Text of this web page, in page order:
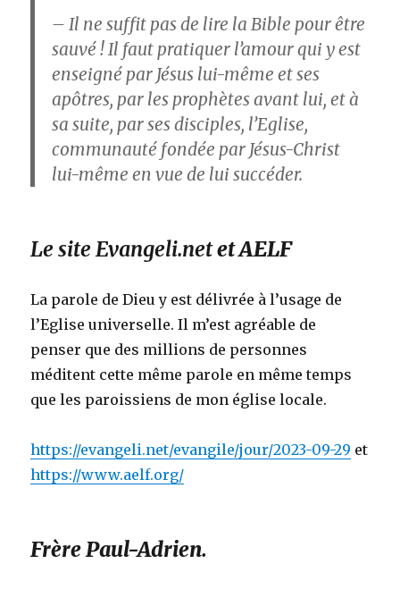
– Il ne suffit pas de lire la Bible pour être
sauvé ! Il faut pratiquer l’amour qui y est
enseigné par Jésus lui-même et ses
apôtres, par les prophètes avant lui, et à
sa suite, par ses disciples, l’Eglise,
communauté fondée par Jésus-Christ
lui-même en vue de lui succéder.
Le site Evangeli.netet AELF
La parole de Dieu y est délivrée à l’usage de
l’Eglise universelle. Il m’est agréable de
penser que des millions de personnes
méditent cette même parole en même temps
que les paroissiens de mon église locale.
https://evangeli.net/evangile/jour/2023-09-29 et
https://www.aelf.org/
Frère Paul-Adrien.